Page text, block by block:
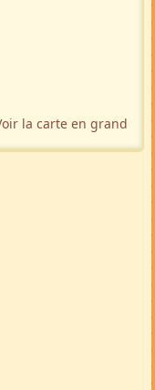
la carte en grand